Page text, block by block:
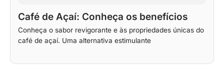
Café de Açaí: Conheça os benefícios
Conheça o sabor revigorante e às propriedades únicas do
café de açaí. Uma alternativa estimulante